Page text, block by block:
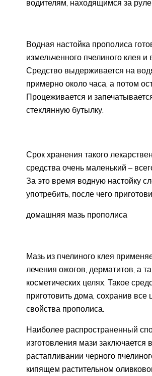
водителям, находящимся за
Водная настойка прополиса
измельченного пчелиного клея и
Средство выдерживается на
примерно около часа, а потом
Процеживается и
стеклянную бутылку.
Срок хранения такого
средства очень маленький –
За это время водную настойку
употребить, после чего
домашняя мазь прополиса
Мазь из пчелиного клея
лечения ожогов, дерматитов, а
косметических целях. Такое
приготовить дома, сохранив все
свойства прополиса.
Наиболее распространенный
изготовления мази заключается в
растапливании черного
кипящем растительном